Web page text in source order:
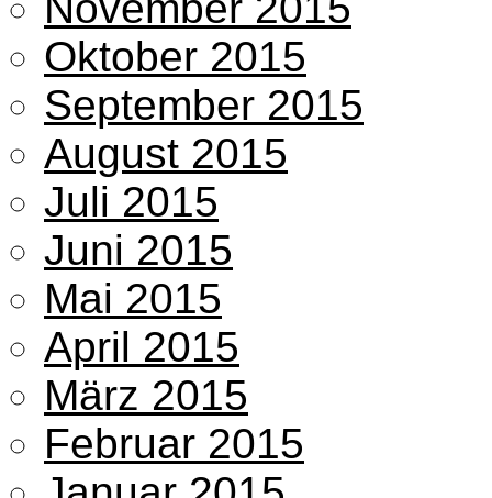
Oktober 2015
September 2015
August 2015
Juli 2015
Juni 2015
Mai 2015
April 2015
März 2015
Februar 2015